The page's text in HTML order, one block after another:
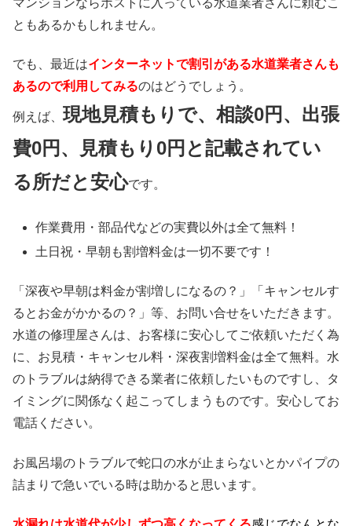
マンションならポストに入っている水道業者さんに頼むこ
ともあるかもしれません。
でも、最近はインターネットで割引がある水道業者さんも
あるので利用してみるのはどうでしょう。
例えば、 現地見積もりで、相談0円、出張
費0円、見積もり0円と記載されてい
る所だと安心です。
作業費用・部品代などの実費以外は全て無料！
土日祝・早朝も割増料金は一切不要です！
「深夜や早朝は料金が割増しになるの？」「キャンセルす
るとお金がかかるの？」等、お問い合せをいただきます。
水道の修理屋さんは、お客様に安心してご依頼いただく為
に、お見積・キャンセル料・深夜割増料金は全て無料。水
のトラブルは納得できる業者に依頼したいものですし、タ
イミングに関係なく起こってしまうものです。安心してお
電話ください。
お風呂場のトラブルで蛇口の水が止まらないとかパイプの
詰まりで急いでいる時は助かると思います。